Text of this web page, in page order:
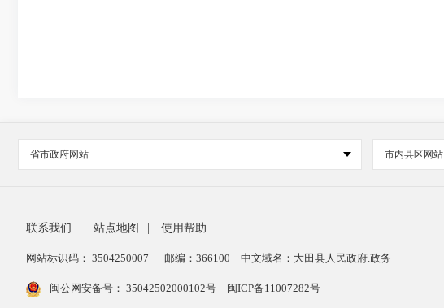
省市政府网站 市内县区网站
联系我们 站点地图 使用帮助
网站标识码： 3504250007 邮编：366100 中文域名：大田县人民政府.政务
闽公网安备号： 35042502000102号 闽ICP备11007282号